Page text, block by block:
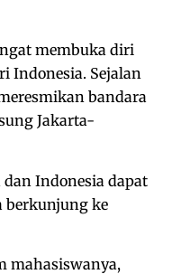
membuka diri
Indonesia. Sejalan
bandara
Jakarta-
Indonesia dapat
berkunjung ke
mahasiswanya,